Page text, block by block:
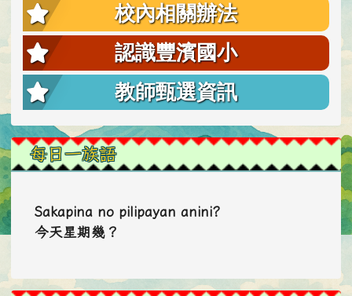
校內相關辦法
認識豐濱國小
教師甄選資訊
每日一族語
Sakapina no pilipayan anini?
今天星期幾？